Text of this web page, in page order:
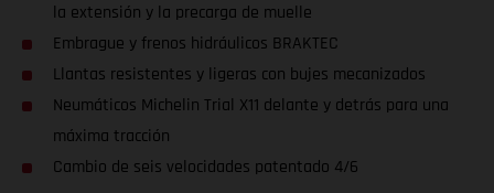
la extensión y la precarga de muelle
Embrague y frenos hidráulicos BRAKTEC
Llantas resistentes y ligeras con bujes mecanizados
Neumáticos Michelin Trial X11 delante y detrás para una
máxima tracción
Cambio de seis velocidades patentado 4/6